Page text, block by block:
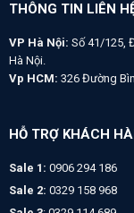
THÔNG TIN LIÊN
VP Hà Nội: Số 41/125,
Hà Nội.
Vp HCM: 326 Đường
HỖ TRỢ KHÁCH
Sale 1: 0906 294 186
Sale 2: 0329 158 968